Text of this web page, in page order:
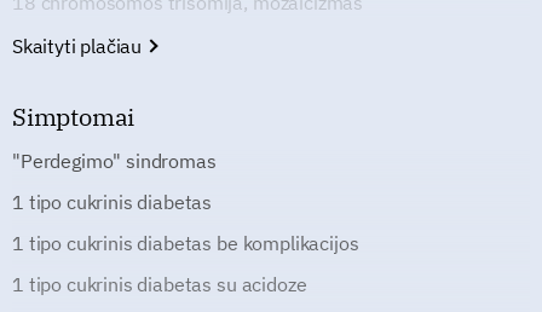
Skaityti plačiau
Simptomai
"Perdegimo" sindromas
1 tipo cukrinis diabetas
1 tipo cukrinis diabetas be komplikacijos
1 tipo cukrinis diabetas su acidoze